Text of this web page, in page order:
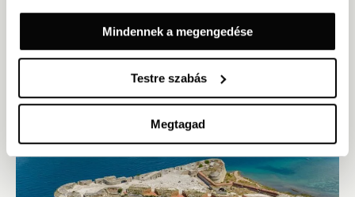
Mindennek a megengedése
Testre szabás
Megtagad
FEDEZZE FEL